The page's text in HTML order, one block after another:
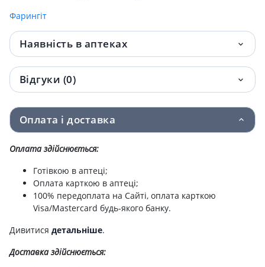
носу+морск сiль саше №30
Аква марiс система для зрошення носу +
збагач. морськ.сiль саше №30
479.90 грн.
Аква марис екстра спрей назал 150мл
Фарингіт
Наявність в аптеках
Відгуки (0)
Оплата і доставка
Оплата здійснюється:
Готівкою в аптеці;
Оплата карткою в аптеці;
100% передоплата на Сайті, оплата карткою
Visa/Mastercard будь-якого банку.
Дивитися детальніше.
Доставка здійснюється: